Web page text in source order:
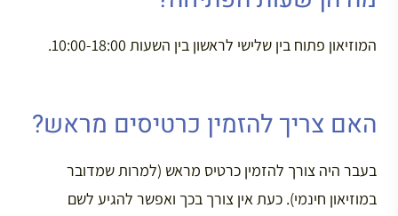
המוזיאון פתוח בין שלישי לראשון בין השעות 10:00-18:00.
האם צריך להזמין כרטיסים מראש?
בעבר היה צורך להזמין כרטיס מראש (למרות שמדובר
במוזיאון חינמי). כעת אין צורך בכך ואפשר להגיע לשם